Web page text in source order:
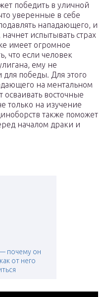
победить в уличной
уверенные в себе
нападающего, и
испытывать страх
имеет огромное
что если человек
ему не
победы. Для этого
на ментальном
осваивать восточные
только на изучение
также поможет
началом драки и
почему он
от него